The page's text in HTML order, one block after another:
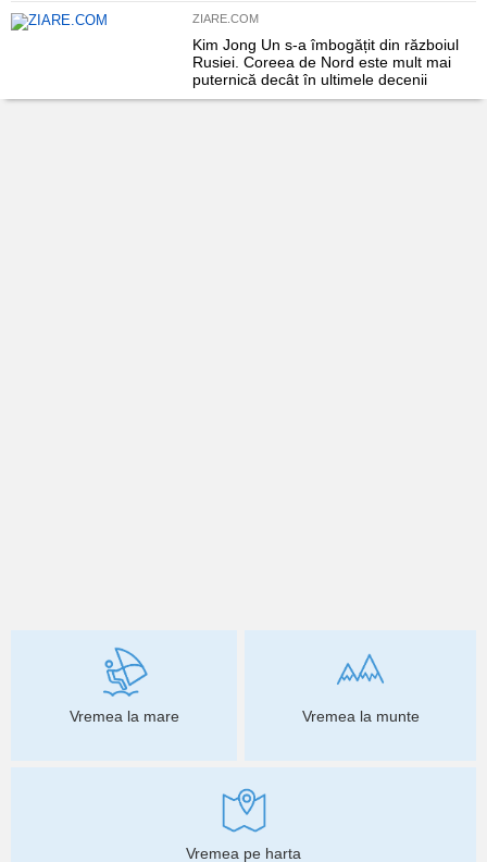
ZIARE.COM
Kim Jong Un s-a îmbogățit din războiul
Rusiei. Coreea de Nord este mult mai
puternică decât în ultimele decenii
Vremea la mare Vremea la munte
Vremea pe harta